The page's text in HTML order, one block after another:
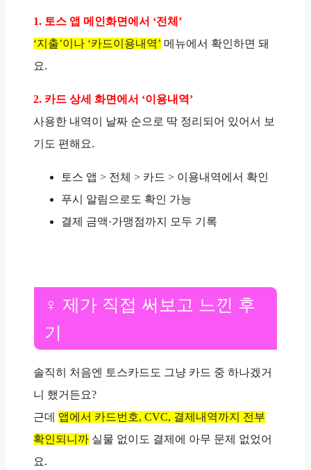
1. 토스 앱 메인화면에서 ‘전체’
‘지출’이나 ‘카드이용내역’ 메뉴에서 확인하면 돼
요.
2. 카드 상세 화면에서 ‘이용내역’
사용한 내역이 날짜 순으로 딱 정리되어 있어서 보
기도 편해요.
토스 앱 > 전체 > 카드 > 이용내역에서 확인
푸시 알림으로도 확인 가능
결제 금액·가맹점까지 모두 기록
‍♀️ 제가 직접 써보고 느낀 후
기
솔직히 처음엔 토스카드도 그냥 카드 중 하나겠거
니 했거든요?
근데 앱에서 카드번호, CVC, 결제내역까지 전부
확인되니까 실물 없이도 결제에 아무 문제 없었어
요.